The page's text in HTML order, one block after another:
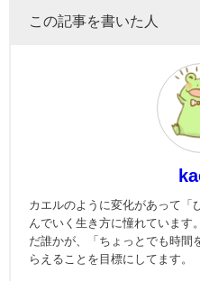
この記事を書いた人
カエルのように変化があって「
んでいく生き方に憧れています
だ誰かが、「ちょっとでも時間
らえることを目標にしてます。